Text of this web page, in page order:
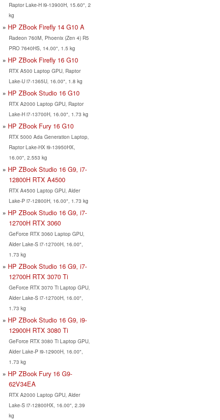
Raptor Lake-H i9-13900H, 15.60", 2
kg
HP ZBook Firefly 14 G10 A
Radeon 760M, Phoenix (Zen 4) R5
PRO 7640HS, 14.00", 1.5 kg
HP ZBook Firefly 16 G10
RTX A500 Laptop GPU, Raptor
Lake-U i7-1365U, 16.00", 1.8 kg
HP ZBook Studio 16 G10
RTX A2000 Laptop GPU, Raptor
Lake-H i7-13700H, 16.00", 1.73 kg
HP ZBook Fury 16 G10
RTX 5000 Ada Generation Laptop,
Raptor Lake-HX i9-13950HX,
16.00", 2.553 kg
HP ZBook Studio 16 G9, i7-
12800H RTX A4500
RTX A4500 Laptop GPU, Alder
Lake-P i7-12800H, 16.00", 1.73 kg
HP ZBook Studio 16 G9, i7-
12700H RTX 3060
GeForce RTX 3060 Laptop GPU,
Alder Lake-S i7-12700H, 16.00",
1.73 kg
HP ZBook Studio 16 G9, i7-
12700H RTX 3070 Ti
GeForce RTX 3070 Ti Laptop GPU,
Alder Lake-S i7-12700H, 16.00",
1.73 kg
HP ZBook Studio 16 G9, i9-
12900H RTX 3080 Ti
GeForce RTX 3080 Ti Laptop GPU,
Alder Lake-P i9-12900H, 16.00",
1.73 kg
HP ZBook Fury 16 G9-
62V34EA
RTX A2000 Laptop GPU, Alder
Lake-S i7-12800HX, 16.00", 2.39
kg